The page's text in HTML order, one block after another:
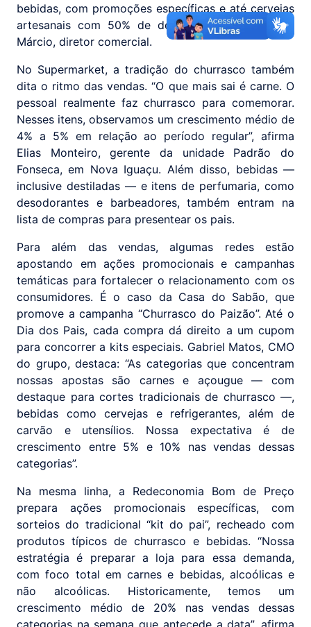
bebidas, com promoções específicas e até cervejas
artesanais com 50% de desconto”, destaca João
Márcio, diretor comercial.
No Supermarket, a tradição do churrasco também
dita o ritmo das vendas. “O que mais sai é carne. O
pessoal realmente faz churrasco para comemorar.
Nesses itens, observamos um crescimento médio de
4% a 5% em relação ao período regular”, afirma
Elias Monteiro, gerente da unidade Padrão do
Fonseca, em Nova Iguaçu. Além disso, bebidas —
inclusive destiladas — e itens de perfumaria, como
desodorantes e barbeadores, também entram na
lista de compras para presentear os pais.
Para além das vendas, algumas redes estão
apostando em ações promocionais e campanhas
temáticas para fortalecer o relacionamento com os
consumidores. É o caso da Casa do Sabão, que
promove a campanha “Churrasco do Paizão”. Até o
Dia dos Pais, cada compra dá direito a um cupom
para concorrer a kits especiais. Gabriel Matos, CMO
do grupo, destaca: “As categorias que concentram
nossas apostas são carnes e açougue — com
destaque para cortes tradicionais de churrasco —,
bebidas como cervejas e refrigerantes, além de
carvão e utensílios. Nossa expectativa é de
crescimento entre 5% e 10% nas vendas dessas
categorias”.
Na mesma linha, a Redeconomia Bom de Preço
prepara ações promocionais específicas, com
sorteios do tradicional “kit do pai”, recheado com
produtos típicos de churrasco e bebidas. “Nossa
estratégia é preparar a loja para essa demanda,
com foco total em carnes e bebidas, alcoólicas e
não alcoólicas. Historicamente, temos um
crescimento médio de 20% nas vendas dessas
categorias na semana que antecede a data”, afirma